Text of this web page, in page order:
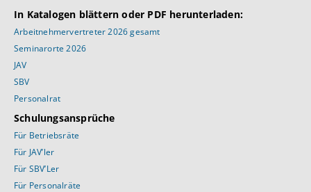
In Katalogen blättern oder PDF herunterladen:
Arbeitnehmervertreter 2026 gesamt
Seminarorte 2026
JAV
SBV
Personalrat
Schulungsansprüche
Für Betriebsräte
Für JAV’ler
Für SBV’Ler
Für Personalräte